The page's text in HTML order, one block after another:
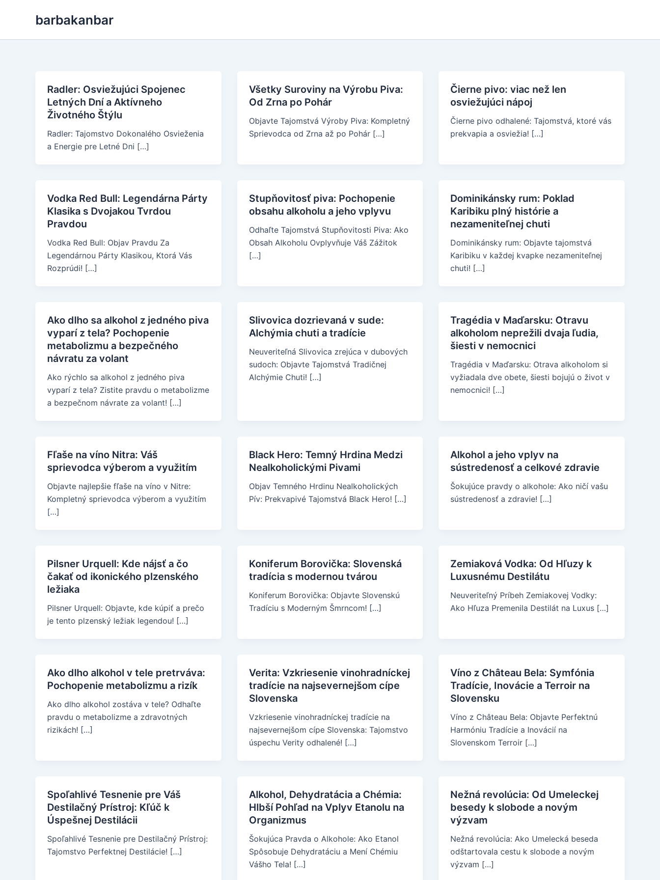
barbakanbar
Radler: Osviežujúci Spojenec
Letných Dní a Aktívneho
Životného Štýlu
Radler: Tajomstvo Dokonalého Osvieženia
a Energie pre Letné Dni […]
Všetky Suroviny na Výrobu Piva:
Od Zrna po Pohár
Objavte Tajomstvá Výroby Piva: Kompletný
Sprievodca od Zrna až po Pohár […]
Čierne pivo: viac než len
osviežujúci nápoj
Čierne pivo odhalené: Tajomstvá, ktoré vás
prekvapia a osviežia! […]
Vodka Red Bull: Legendárna Párty
Klasika s Dvojakou Tvrdou
Pravdou
Vodka Red Bull: Objav Pravdu Za
Legendárnou Párty Klasikou, Ktorá Vás
Rozprúdi! […]
Stupňovitosť piva: Pochopenie
obsahu alkoholu a jeho vplyvu
Odhaľte Tajomstvá Stupňovitosti Piva: Ako
Obsah Alkoholu Ovplyvňuje Váš Zážitok
[…]
Dominikánsky rum: Poklad
Karibiku plný histórie a
nezameniteľnej chuti
Dominikánsky rum: Objavte tajomstvá
Karibiku v každej kvapke nezameniteľnej
chuti! […]
Ako dlho sa alkohol z jedného piva
vyparí z tela? Pochopenie
metabolizmu a bezpečného
návratu za volant
Ako rýchlo sa alkohol z jedného piva
vyparí z tela? Zistite pravdu o metabolizme
a bezpečnom návrate za volant! […]
Slivovica dozrievaná v sude:
Alchýmia chuti a tradície
Neuveriteľná Slivovica zrejúca v dubových
sudoch: Objavte Tajomstvá Tradičnej
Alchýmie Chuti! […]
Tragédia v Maďarsku: Otravu
alkoholom neprežili dvaja ľudia,
šiesti v nemocnici
Tragédia v Maďarsku: Otrava alkoholom si
vyžiadala dve obete, šiesti bojujú o život v
nemocnici! […]
Fľaše na víno Nitra: Váš
sprievodca výberom a využitím
Objavte najlepšie fľaše na víno v Nitre:
Kompletný sprievodca výberom a využitím
[…]
Black Hero: Temný Hrdina Medzi
Nealkoholickými Pivami
Objav Temného Hrdinu Nealkoholických
Pív: Prekvapivé Tajomstvá Black Hero! […]
Alkohol a jeho vplyv na
sústredenosť a celkové zdravie
Šokujúce pravdy o alkohole: Ako ničí vašu
sústredenosť a zdravie! […]
Pilsner Urquell: Kde nájsť a čo
čakať od ikonického plzenského
ležiaka
Pilsner Urquell: Objavte, kde kúpiť a prečo
je tento plzenský ležiak legendou! […]
Koniferum Borovička: Slovenská
tradícia s modernou tvárou
Koniferum Borovička: Objavte Slovenskú
Tradíciu s Moderným Šmrncom! […]
Zemiaková Vodka: Od Hľuzy k
Luxusnému Destilátu
Neuveriteľný Príbeh Zemiakovej Vodky:
Ako Hľuza Premenila Destilát na Luxus […]
Ako dlho alkohol v tele pretrváva:
Pochopenie metabolizmu a rizík
Ako dlho alkohol zostáva v tele? Odhaľte
pravdu o metabolizme a zdravotných
rizikách! […]
Verita: Vzkriesenie vinohradníckej
tradície na najsevernejšom cípe
Slovenska
Vzkriesenie vinohradníckej tradície na
najsevernejšom cípe Slovenska: Tajomstvo
úspechu Verity odhalené! […]
Víno z Château Bela: Symfónia
Tradície, Inovácie a Terroir na
Slovensku
Víno z Château Bela: Objavte Perfektnú
Harmóniu Tradície a Inovácií na
Slovenskom Terroir […]
Spoľahlivé Tesnenie pre Váš
Destilačný Prístroj: Kľúč k
Úspešnej Destilácii
Spoľahlivé Tesnenie pre Destilačný Prístroj:
Tajomstvo Perfektnej Destilácie! […]
Alkohol, Dehydratácia a Chémia:
Hlbší Pohľad na Vplyv Etanolu na
Organizmus
Šokujúca Pravda o Alkohole: Ako Etanol
Spôsobuje Dehydratáciu a Mení Chémiu
Vášho Tela! […]
Nežná revolúcia: Od Umeleckej
besedy k slobode a novým
výzvam
Nežná revolúcia: Ako Umelecká beseda
odštartovala cestu k slobode a novým
výzvam […]